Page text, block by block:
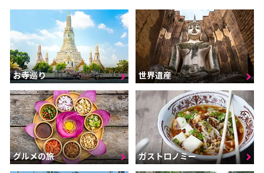
お寺巡り 世界遺産
グルメの旅 ガストロノミー